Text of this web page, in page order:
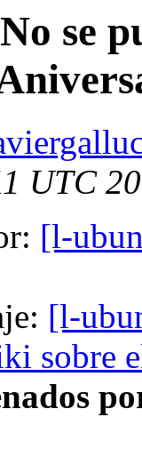
se
UTC
[l-
[l-
sobre